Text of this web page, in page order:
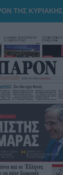
ΤΗΣ ΚΥΡΙΑΚΗΣ